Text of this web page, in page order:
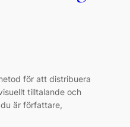
för att distribuera
tilltalande och
är författare,